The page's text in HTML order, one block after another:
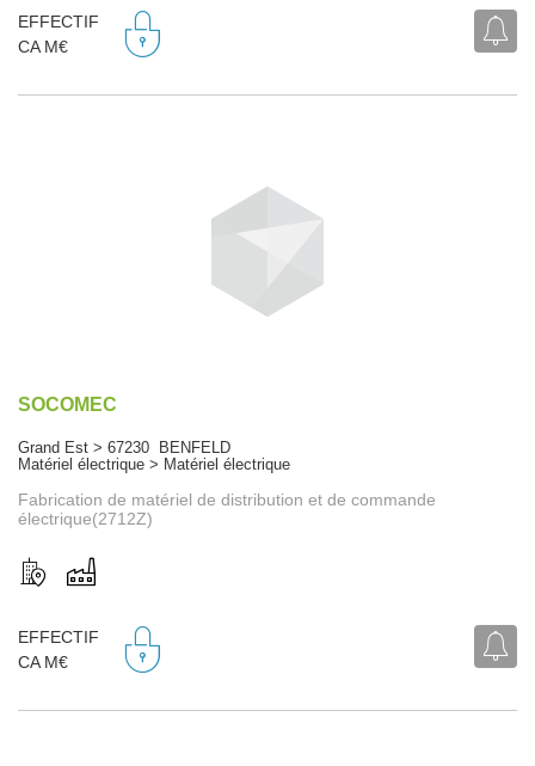
EFFECTIF
CA M€
SOCOMEC
Grand Est > 67230 BENFELD
Matériel électrique > Matériel électrique
Fabrication de matériel de distribution et de commande
électrique(2712Z)
EFFECTIF
CA M€